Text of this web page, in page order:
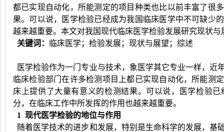
都已实现自动化，所能测定的项目种类也比以前丰富了很
果。可以说，医学检验已经成为我国临床医学中不可缺少
越来越重要。本文对我国现代临床医学检验发展研究现状与
关键词：
临床医学；检验发展；现状与展望；综述
医学检验作为一门专业与技术，象医学其它专业一样，近
临床检验部门在许多检测项目上都已实现自动化，所能测
床上提供了大量有意义的检测结果。可以说，医学检验
分，在临床工作中所发挥的作用也越来越重要。
1 现代医学检验的地位与作用
随着医学技术的进步和发展，特别是生命科学的发展，基